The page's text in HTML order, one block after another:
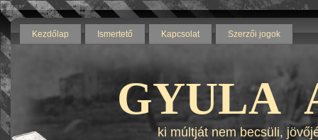
Kezdőlap Ismertető Kapcsolat Szerzői jogok
GYULA
ki múltját nem becsüli,